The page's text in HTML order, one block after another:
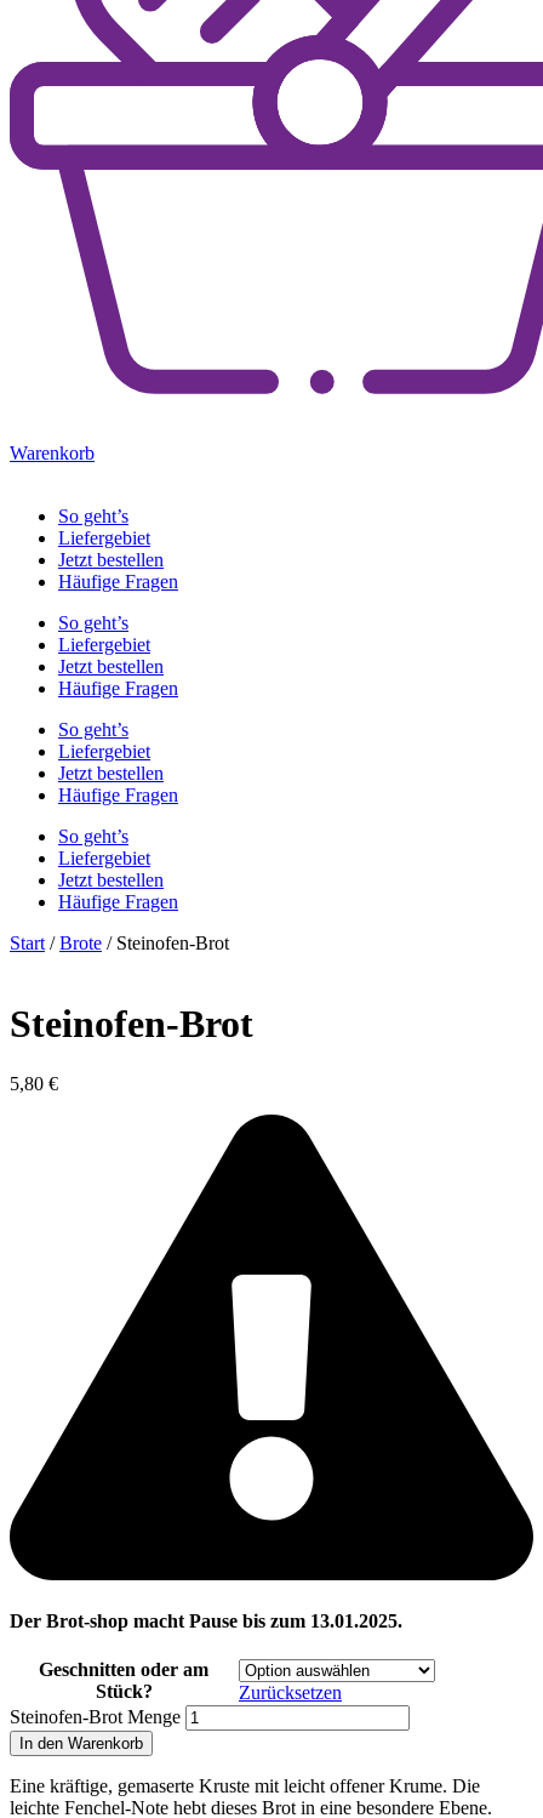
Warenkorb
So geht’s
Liefergebiet
Jetzt bestellen
Häufige Fragen
So geht’s
Liefergebiet
Jetzt bestellen
Häufige Fragen
So geht’s
Liefergebiet
Jetzt bestellen
Häufige Fragen
So geht’s
Liefergebiet
Jetzt bestellen
Häufige Fragen
Start /Brote / Steinofen-Brot
Steinofen-Brot
5,80 €
Der Brot-shop macht Pause bis zum 13.01.2025.
Geschnitten oder am
Stück?
Zurücksetzen
Steinofen-Brot Menge
In den Warenkorb
Eine kräftige, gemaserte Kruste mit leicht offener Krume. Die
leichte Fenchel-Note hebt dieses Brot in eine besondere Ebene.